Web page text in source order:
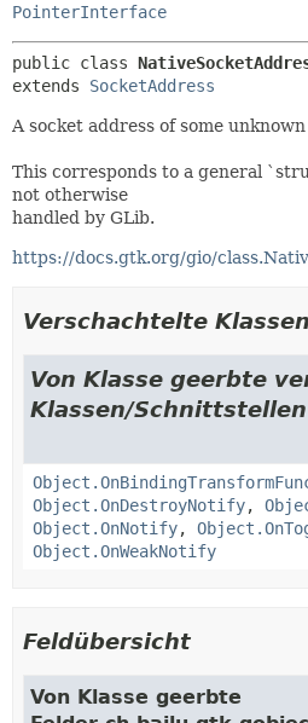
PointerInterface
public class
extends SocketAddress
A socket address of some
This corresponds to a general
not otherwise
handled by GLib.
https://docs.gtk.org/gio/
Verschachtelte
Von Klasse geerbte
Klassen/
Object.OnDestroyNotify,
Object.OnNotify,
Object.OnWeakNotify
Feldübersicht
Von Klasse geerbte